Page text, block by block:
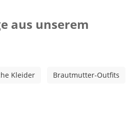
aus unserem
Kleider Brautmutter-Outfits